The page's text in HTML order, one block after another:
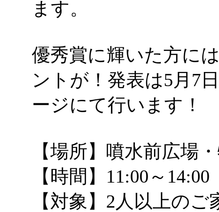
ます。
優秀賞に輝いた方に
ントが！発表は5月7
ージにて行います！
【場所】噴水前広場
【時間】11:00～14:00
【対象】2人以上のご